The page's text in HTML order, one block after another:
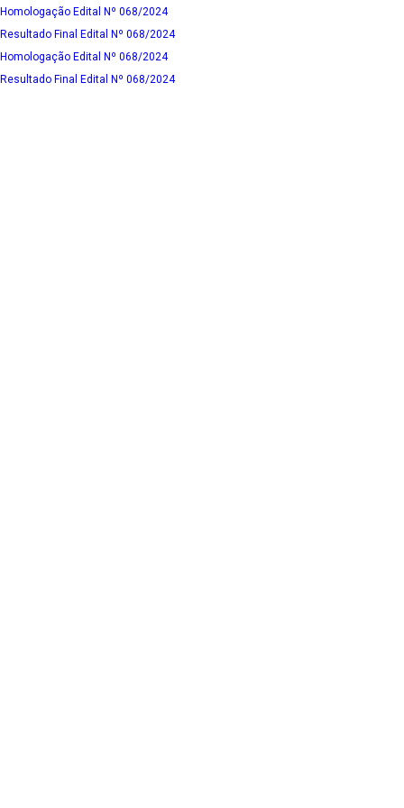
Homologação Edital Nº 068/2024
Resultado Final Edital Nº 068/2024
Homologação Edital Nº 068/2024
Resultado Final Edital Nº 068/2024